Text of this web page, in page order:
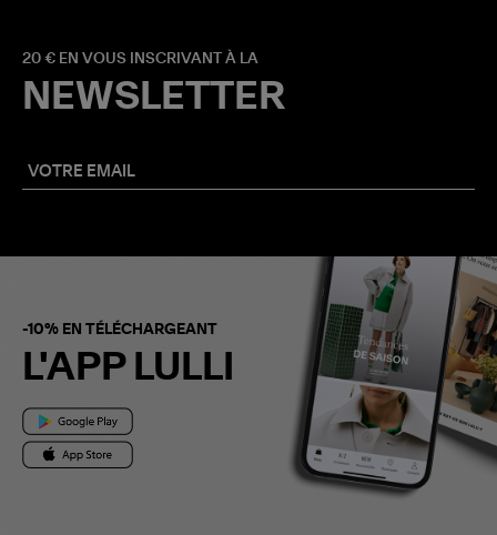
20 € EN VOUS INSCRIVANT À LA
NEWSLETTER
-10% EN TÉLÉCHARGEANT
L'APP LULLI